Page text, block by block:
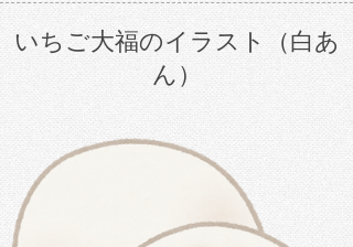
いちご大福のイラスト（白あ
ん）